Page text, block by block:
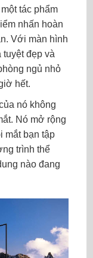
tác phẩm
nhấn hoàn
Với màn hình
tuyệt đẹp và
ngủ nhỏ
hết.
nó không
Nó mở rộng
mắt bạn tập
trình thể
nào đang